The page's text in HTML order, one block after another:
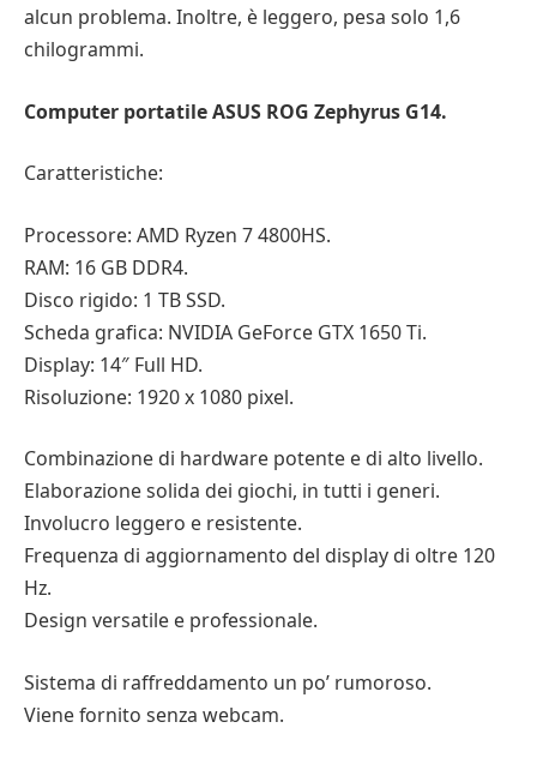
alcun problema. Inoltre, è leggero, pesa solo 1,6
chilogrammi.
Computer portatile ASUS ROG Zephyrus G14.
Caratteristiche:
Processore: AMD Ryzen 7 4800HS.
RAM: 16 GB DDR4.
Disco rigido: 1 TB SSD.
Scheda grafica: NVIDIA GeForce GTX 1650 Ti.
Display: 14″ Full HD.
Risoluzione: 1920 x 1080 pixel.
Combinazione di hardware potente e di alto livello.
Elaborazione solida dei giochi, in tutti i generi.
Involucro leggero e resistente.
Frequenza di aggiornamento del display di oltre 120
Hz.
Design versatile e professionale.
Sistema di raffreddamento un po’ rumoroso.
Viene fornito senza webcam.